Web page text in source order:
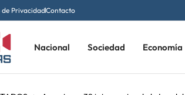
de PrivacidadContacto
Nacional Sociedad Economía